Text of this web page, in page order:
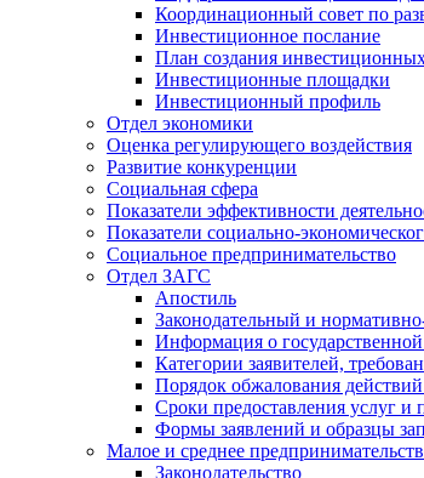
Координационный совет по
Инвестиционное послание
План создания
Инвестиционные площадки
Инвестиционный профиль
Отдел экономики
Оценка регулирующего воздействия
Развитие конкуренции
Социальная сфера
Показатели эффективности
Показатели социально-
Социальное предпринимательство
Отдел ЗАГС
Апостиль
Законодательный и
Информация о
Категории заявителей,
Порядок обжалования
Сроки предоставления услуг
Формы заявлений и образцы
Малое и среднее
Законодательство